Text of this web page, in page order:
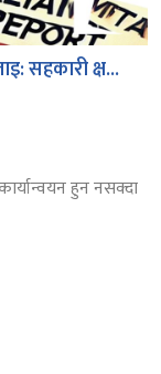
सहकारी क्ष...
हुन नसक्दा